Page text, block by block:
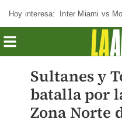
Hoy interesa: Inter Miami vs
Sultanes y
batalla por
Zona Norte